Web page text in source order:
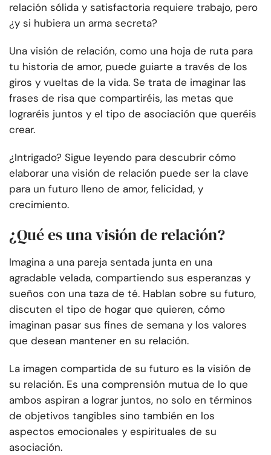
relación sólida y satisfactoria requiere trabajo, pero
¿y si hubiera un arma secreta?
Una visión de relación, como una hoja de ruta para
tu historia de amor, puede guiarte a través de los
giros y vueltas de la vida. Se trata de imaginar las
frases de risa que compartiréis, las metas que
lograréis juntos y el tipo de asociación que queréis
crear.
¿Intrigado? Sigue leyendo para descubrir cómo
elaborar una visión de relación puede ser la clave
para un futuro lleno de amor, felicidad, y
crecimiento.
¿Qué es una visión de relación?
Imagina a una pareja sentada junta en una
agradable velada, compartiendo sus esperanzas y
sueños con una taza de té. Hablan sobre su futuro,
discuten el tipo de hogar que quieren, cómo
imaginan pasar sus fines de semana y los valores
que desean mantener en su relación.
La imagen compartida de su futuro es la visión de
su relación. Es una comprensión mutua de lo que
ambos aspiran a lograr juntos, no solo en términos
de objetivos tangibles sino también en los
aspectos emocionales y espirituales de su
asociación.